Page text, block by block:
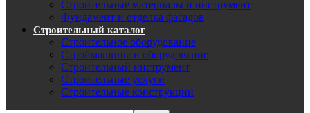
Строительные материалы и инструмент
Фундамент и отделка фасадов
Строительный каталог
Строительное оборудование
Строймашины и оборудование
Строительный инструмент
Строительные услуги
Строительные конструкции